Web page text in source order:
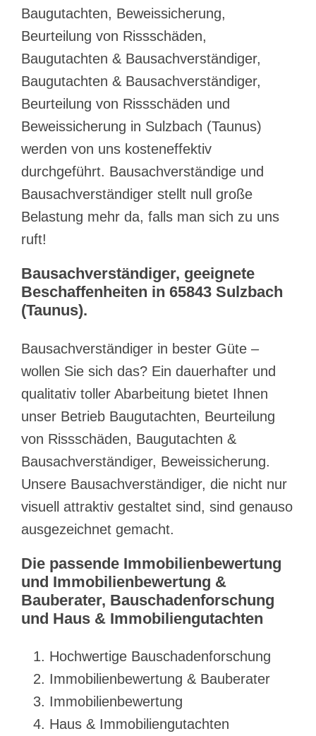
Baugutachten, Beweissicherung,
Beurteilung von Rissschäden,
Baugutachten & Bausachverständiger,
Baugutachten & Bausachverständiger,
Beurteilung von Rissschäden und
Beweissicherung in Sulzbach (Taunus)
werden von uns kosteneffektiv
durchgeführt. Bausachverständige und
Bausachverständiger stellt null große
Belastung mehr da, falls man sich zu uns
ruft!
Bausachverständiger, geeignete
Beschaffenheiten in 65843 Sulzbach
(Taunus).
Bausachverständiger in bester Güte –
wollen Sie sich das? Ein dauerhafter und
qualitativ toller Abarbeitung bietet Ihnen
unser Betrieb Baugutachten, Beurteilung
von Rissschäden, Baugutachten &
Bausachverständiger, Beweissicherung.
Unsere Bausachverständiger, die nicht nur
visuell attraktiv gestaltet sind, sind genauso
ausgezeichnet gemacht.
Die passende Immobilienbewertung
und Immobilienbewertung &
Bauberater, Bauschadenforschung
und Haus & Immobiliengutachten
Hochwertige Bauschadenforschung
Immobilienbewertung & Bauberater
Immobilienbewertung
Haus & Immobiliengutachten